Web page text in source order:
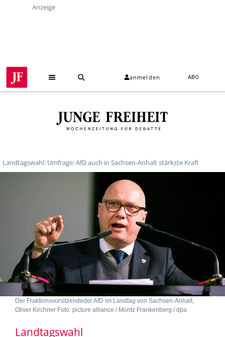
Anzeige
anmelden ABO
Landtagswahl: Umfrage: AfD auch in Sachsen-Anhalt stärkste Kraft
Der Fraktionsvorsitzendeder AfD im Landtag von Sachsen-Anhalt,
Oliver Kirchner Foto: picture alliance / Moritz Frankenberg / dpa
Landtagswahl